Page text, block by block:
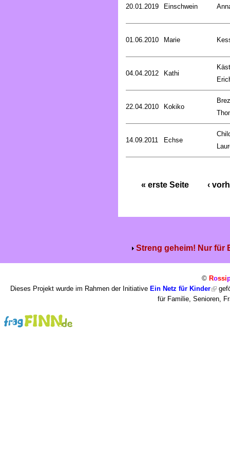
20.01.2019 Einschwein
01.06.2010 Marie
04.04.2012 Kathi
22.04.2010 Kokiko
14.09.2011 Echse
« erste Seite ‹
Streng geheim! Nur für
© Rossi
Dieses Projekt wurde im Rahmen der Initiative Ein Netz für Kinder
für Familie, Senioren,